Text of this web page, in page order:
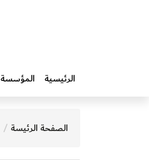
الرئيسية المؤسسة
الصفحة الرئيسة